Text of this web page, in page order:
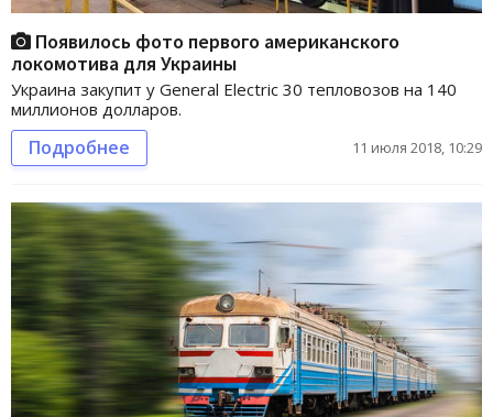
Появилось фото первого американского
локомотива для Украины
Украина закупит у General Electric 30 тепловозов на 140
миллионов долларов.
Подробнее 11 июля 2018, 10:29